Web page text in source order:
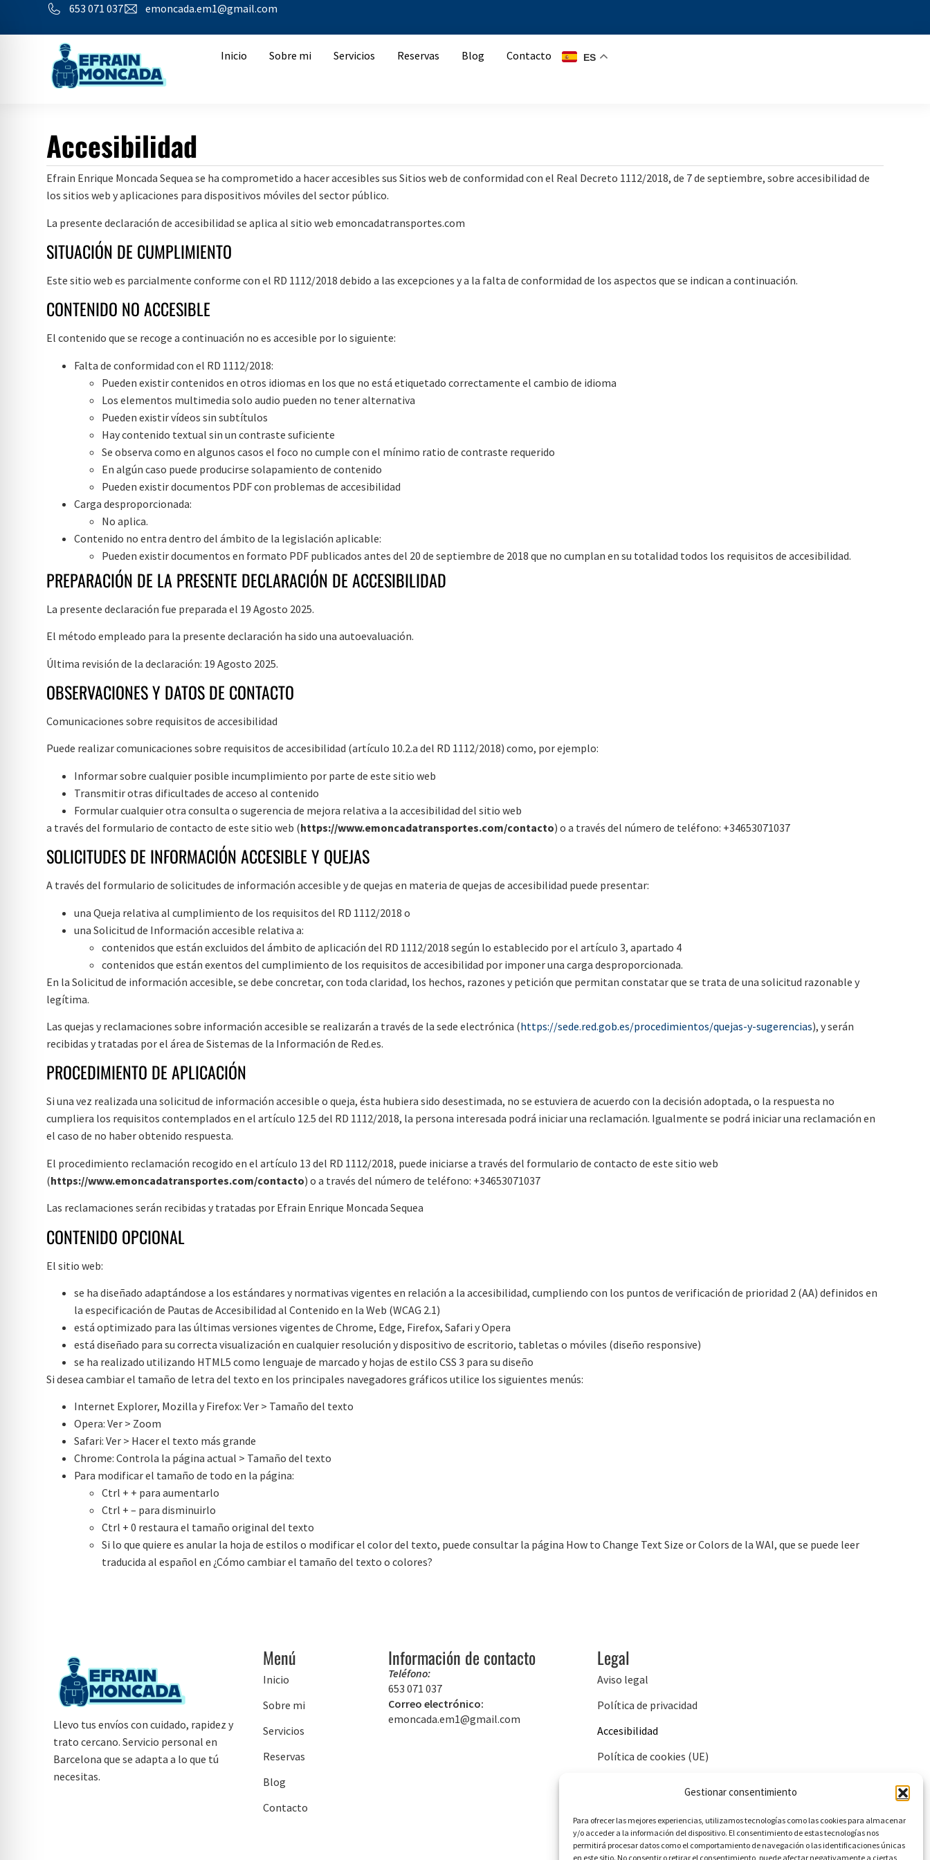
Gestionar consentimiento
Para ofrecer las mejores experiencias, utilizamos tecnologías como las cookies para almacenar
y/o acceder a la información del dispositivo. El consentimiento de estas tecnologías nos
permitirá procesar datos como el comportamiento de navegación o las identificaciones únicas
en este sitio. No consentir o retirar el consentimiento, puede afectar negativamente a ciertas
653 071 037 emoncada.em1@gmail.com
Inicio Sobre mi Servicios Reservas Blog Contacto ES
Accesibilidad
Efrain Enrique Moncada Sequea se ha comprometido a hacer accesibles sus Sitios web de conformidad con el Real Decreto 1112/2018, de 7 de septiembre, sobre accesibilidad de
los sitios web y aplicaciones para dispositivos móviles del sector público.
La presente declaración de accesibilidad se aplica al sitio web emoncadatransportes.com
SITUACIÓN DE CUMPLIMIENTO
Este sitio web es parcialmente conforme con el RD 1112/2018 debido a las excepciones y a la falta de conformidad de los aspectos que se indican a continuación.
CONTENIDO NO ACCESIBLE
El contenido que se recoge a continuación no es accesible por lo siguiente:
Falta de conformidad con el RD 1112/2018:
Pueden existir contenidos en otros idiomas en los que no está etiquetado correctamente el cambio de idioma
Los elementos multimedia solo audio pueden no tener alternativa
Pueden existir vídeos sin subtítulos
Hay contenido textual sin un contraste suficiente
Se observa como en algunos casos el foco no cumple con el mínimo ratio de contraste requerido
En algún caso puede producirse solapamiento de contenido
Pueden existir documentos PDF con problemas de accesibilidad
Carga desproporcionada:
No aplica.
Contenido no entra dentro del ámbito de la legislación aplicable:
Pueden existir documentos en formato PDF publicados antes del 20 de septiembre de 2018 que no cumplan en su totalidad todos los requisitos de accesibilidad.
PREPARACIÓN DE LA PRESENTE DECLARACIÓN DE ACCESIBILIDAD
La presente declaración fue preparada el 19 Agosto 2025.
El método empleado para la presente declaración ha sido una autoevaluación.
Última revisión de la declaración: 19 Agosto 2025.
OBSERVACIONES Y DATOS DE CONTACTO
Comunicaciones sobre requisitos de accesibilidad
Puede realizar comunicaciones sobre requisitos de accesibilidad (artículo 10.2.a del RD 1112/2018) como, por ejemplo:
Informar sobre cualquier posible incumplimiento por parte de este sitio web
Transmitir otras dificultades de acceso al contenido
Formular cualquier otra consulta o sugerencia de mejora relativa a la accesibilidad del sitio web
a través del formulario de contacto de este sitio web (https://www.emoncadatransportes.com/contacto) o a través del número de teléfono: +34653071037
SOLICITUDES DE INFORMACIÓN ACCESIBLE Y QUEJAS
A través del formulario de solicitudes de información accesible y de quejas en materia de quejas de accesibilidad puede presentar:
una Queja relativa al cumplimiento de los requisitos del RD 1112/2018 o
una Solicitud de Información accesible relativa a:
contenidos que están excluidos del ámbito de aplicación del RD 1112/2018 según lo establecido por el artículo 3, apartado 4
contenidos que están exentos del cumplimiento de los requisitos de accesibilidad por imponer una carga desproporcionada.
En la Solicitud de información accesible, se debe concretar, con toda claridad, los hechos, razones y petición que permitan constatar que se trata de una solicitud razonable y
legítima.
Las quejas y reclamaciones sobre información accesible se realizarán a través de la sede electrónica (https://sede.red.gob.es/procedimientos/quejas-y-sugerencias), y serán
recibidas y tratadas por el área de Sistemas de la Información de Red.es.
PROCEDIMIENTO DE APLICACIÓN
Si una vez realizada una solicitud de información accesible o queja, ésta hubiera sido desestimada, no se estuviera de acuerdo con la decisión adoptada, o la respuesta no
cumpliera los requisitos contemplados en el artículo 12.5 del RD 1112/2018, la persona interesada podrá iniciar una reclamación. Igualmente se podrá iniciar una reclamación en
el caso de no haber obtenido respuesta.
El procedimiento reclamación recogido en el artículo 13 del RD 1112/2018, puede iniciarse a través del formulario de contacto de este sitio web
(https://www.emoncadatransportes.com/contacto) o a través del número de teléfono: +34653071037
Las reclamaciones serán recibidas y tratadas por Efrain Enrique Moncada Sequea
CONTENIDO OPCIONAL
El sitio web:
se ha diseñado adaptándose a los estándares y normativas vigentes en relación a la accesibilidad, cumpliendo con los puntos de verificación de prioridad 2 (AA) definidos en
la especificación de Pautas de Accesibilidad al Contenido en la Web (WCAG 2.1)
está optimizado para las últimas versiones vigentes de Chrome, Edge, Firefox, Safari y Opera
está diseñado para su correcta visualización en cualquier resolución y dispositivo de escritorio, tabletas o móviles (diseño responsive)
se ha realizado utilizando HTML5 como lenguaje de marcado y hojas de estilo CSS 3 para su diseño
Si desea cambiar el tamaño de letra del texto en los principales navegadores gráficos utilice los siguientes menús:
Internet Explorer, Mozilla y Firefox: Ver > Tamaño del texto
Opera: Ver > Zoom
Safari: Ver > Hacer el texto más grande
Chrome: Controla la página actual > Tamaño del texto
Para modificar el tamaño de todo en la página:
Ctrl + + para aumentarlo
Ctrl + – para disminuirlo
Ctrl + 0 restaura el tamaño original del texto
Si lo que quiere es anular la hoja de estilos o modificar el color del texto, puede consultar la página How to Change Text Size or Colors de la WAI, que se puede leer
traducida al español en ¿Cómo cambiar el tamaño del texto o colores?
Llevo tus envíos con cuidado, rapidez y
trato cercano. Servicio personal en
Barcelona que se adapta a lo que tú
necesitas.
Menú
Inicio
Sobre mi
Servicios
Reservas
Blog
Contacto
Información de contacto
Teléfono:
653 071 037
Correo electrónico:
emoncada.em1@gmail.com
Legal
Aviso legal
Política de privacidad
Accesibilidad
Política de cookies (UE)